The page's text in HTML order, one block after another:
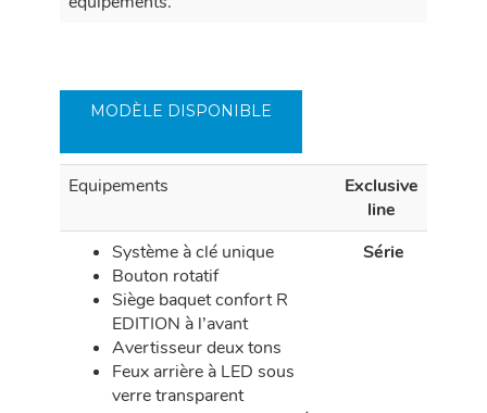
MODÈLE DISPONIBLE
Equipements
Exclusive
line
Système à clé unique
Bouton rotatif
Siège baquet confort R
EDITION à l’avant
Avertisseur deux tons
Feux arrière à LED sous
verre transparent
Série